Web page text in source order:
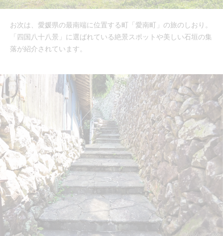
お次は、愛媛県の最南端に位置する町「愛南町」の旅のしおり。
「四国八十八景」に選ばれている絶景スポットや美しい石垣の集
落が紹介されています。